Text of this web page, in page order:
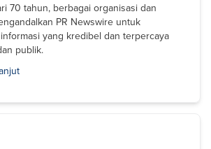
70 tahun, berbagai organisasi dan
PR Newswire untuk
yang kredibel dan terpercaya
publik.